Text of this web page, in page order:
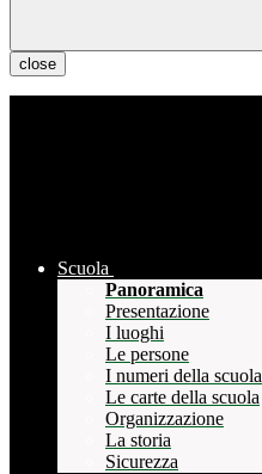
close
Scuola
Panoramica
Presentazione
I luoghi
Le persone
I numeri della scuola
Le carte della scuola
Organizzazione
La storia
Sicurezza